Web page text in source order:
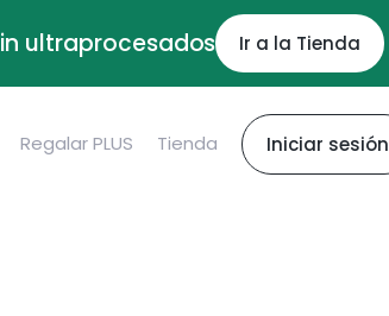
ultraprocesados Ir a la Tienda
Regalar PLUS Tienda Iniciar sesión